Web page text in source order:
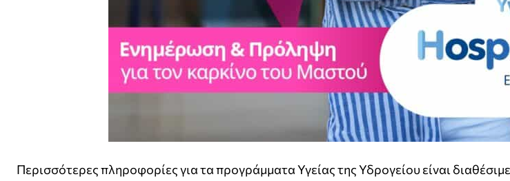
Περισσότερες πληροφορίες για τα προγράμματα Υγείας της Υδρογείου είναι